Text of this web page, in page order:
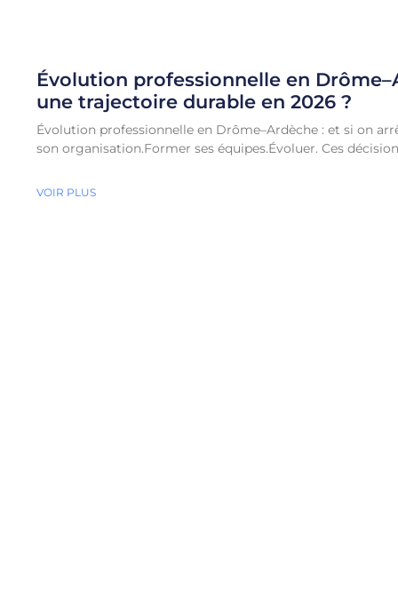
Évolution professionnelle en
une trajectoire durable en 2026 ?
Évolution professionnelle en Drôme–Ardèche : et si on
son organisation.Former ses équipes.Évoluer. Ces
VOIR PLUS